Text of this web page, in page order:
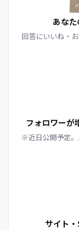
あな
回答にいいね・
フォロワーが
※近日公開予定
サイト